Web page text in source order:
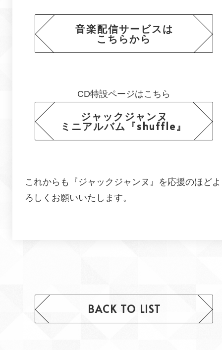
音楽配信サービスは
こちらから
CD特設ページはこちら
ジャックジャンヌ
ミニアルバム『shuffle』
これからも『ジャックジャンヌ』を応援のほどよ
ろしくお願いいたします。
BACK TO LIST